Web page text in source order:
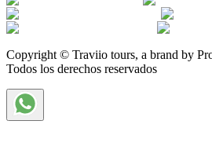
Copyright © Traviio tours, a brand by
Todos los derechos reservados